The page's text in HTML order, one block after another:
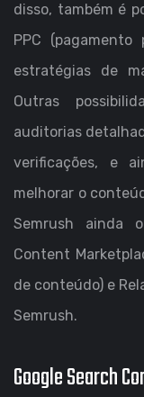
disso, também é
PPC
estratégias de
Outras
auditorias
verificações, e
melhorar o
Semrush ainda
Content
de conteúdo) e
Semrush.
Google Search